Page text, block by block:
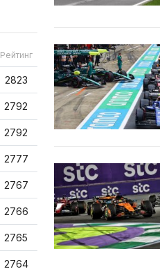
Рейтинг
2823
2792
2792
2777
2767
2766
2765
2764